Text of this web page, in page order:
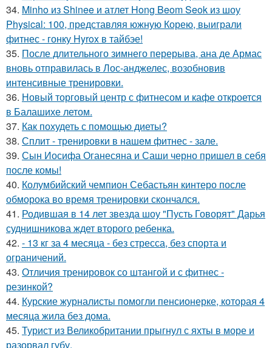
34. Minho из Shinee и атлет Hong Beom Seok из шоу
Physical: 100, представляя южную Корею, выиграли
фитнес - гонку Hyrox в тайбэе!
35. После длительного зимнего перерыва, ана де Армас
вновь отправилась в Лос-анджелес, возобновив
интенсивные тренировки.
36. Новый торговый центр с фитнесом и кафе откроется
в Балашихе летом.
37. Как похудеть с помощью диеты?
38. Сплит - тренировки в нашем фитнес - зале.
39. Сын Иосифа Оганесяна и Саши черно пришел в себя
после комы!
40. Колумбийский чемпион Себастьян кинтеро после
обморока во время тренировки скончался.
41. Родившая в 14 лет звезда шоу "Пусть Говорят" Дарья
суднишникова ждет второго ребенка.
42. - 13 кг за 4 месяца - без стресса, без спорта и
ограничений.
43. Отличия тренировок со штангой и с фитнес -
резинкой?
44. Курские журналисты помогли пенсионерке, которая 4
месяца жила без дома.
45. Турист из Великобритании прыгнул с яхты в море и
разорвал губу.